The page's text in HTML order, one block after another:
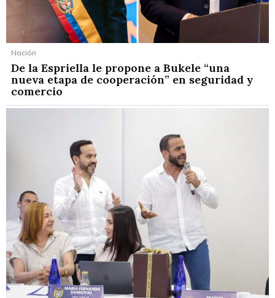
Nación
De la Espriella le propone a Bukele “una
nueva etapa de cooperación” en seguridad y
comercio